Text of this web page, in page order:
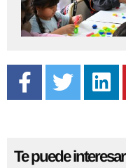
Te puede interesar